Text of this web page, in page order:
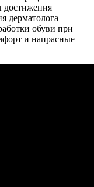
достижения
дерматолога
обуви при
и напрасные